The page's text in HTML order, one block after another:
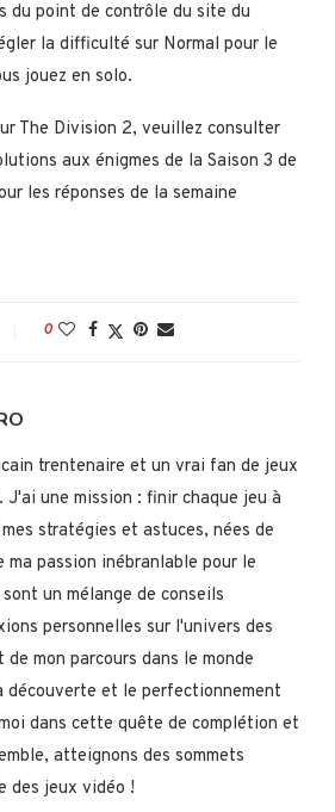
du point de contrôle du site du
la difficulté sur Normal pour le
jouez en solo.
The Division 2, veuillez consulter
aux énigmes de la Saison 3 de
les réponses de la semaine
0
trentenaire et un vrai fan de jeux
J'ai une mission : finir chaque jeu à
stratégies et astuces, nées de
ma passion inébranlable pour le
un mélange de conseils
personnelles sur l'univers des
mon parcours dans le monde
découverte et le perfectionnement
dans cette quête de complétion et
atteignons des sommets
des jeux vidéo !